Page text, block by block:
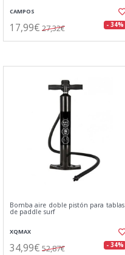
CAMPOS
17,99€ 27,32€ - 34%
Bomba aire doble pistón para tablas
de paddle surf
XQMAX
34,99€ 52,87€ - 34%